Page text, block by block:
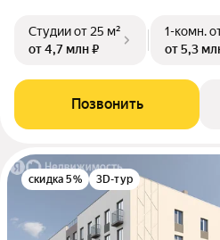
Студииот 25 м²
от 4,7 млн ₽
1-комн.
от 5,3
Позвонить
скидка 5% 3D-тур